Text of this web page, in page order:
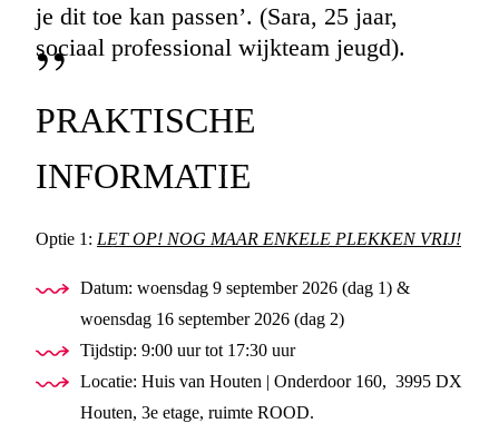
je dit toe kan passen’. (Sara, 25 jaar,
sociaal professional wijkteam jeugd).
PRAKTISCHE
INFORMATIE
Optie 1: LET OP! NOG MAAR ENKELE PLEKKEN VRIJ!
Datum: woensdag 9 september 2026 (dag 1) &
woensdag 16 september 2026 (dag 2)
Tijdstip: 9:00 uur tot 17:30 uur
Locatie: Huis van Houten | Onderdoor 160, 3995 DX
Houten, 3e etage, ruimte ROOD.